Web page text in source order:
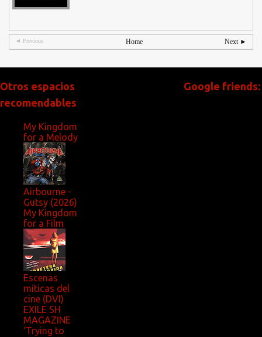
◄ Previous Next ►
Home
Otros espacios
recomendables
My Kingdom
for a Melody
Airbourne -
Gutsy (2026)
My Kingdom
for a Film
Escenas
míticas del
cine (DVI)
EXILE SH
MAGAZINE
‘Trying to
Google friends: